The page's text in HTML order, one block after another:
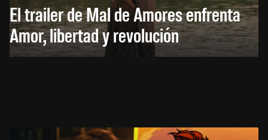
El trailer de Mal de Amores enfrenta
Amor, libertad y revolución